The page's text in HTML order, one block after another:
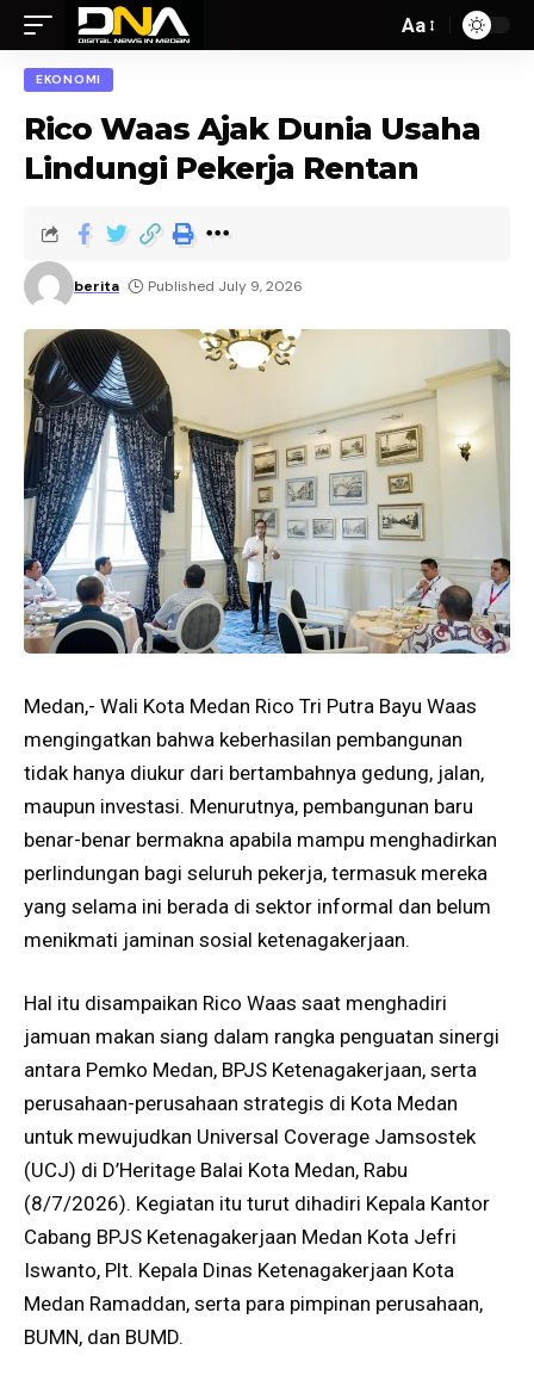
Aa
EKONOMI
Rico Waas Ajak Dunia Usaha
Lindungi Pekerja Rentan
berita Published July 9, 2026
Medan,- Wali Kota Medan Rico Tri Putra Bayu Waas
mengingatkan bahwa keberhasilan pembangunan
tidak hanya diukur dari bertambahnya gedung, jalan,
maupun investasi. Menurutnya, pembangunan baru
benar-benar bermakna apabila mampu menghadirkan
perlindungan bagi seluruh pekerja, termasuk mereka
yang selama ini berada di sektor informal dan belum
menikmati jaminan sosial ketenagakerjaan.
Hal itu disampaikan Rico Waas saat menghadiri
jamuan makan siang dalam rangka penguatan sinergi
antara Pemko Medan, BPJS Ketenagakerjaan, serta
perusahaan-perusahaan strategis di Kota Medan
untuk mewujudkan Universal Coverage Jamsostek
(UCJ) di D’Heritage Balai Kota Medan, Rabu
(8/7/2026). Kegiatan itu turut dihadiri Kepala Kantor
Cabang BPJS Ketenagakerjaan Medan Kota Jefri
Iswanto, Plt. Kepala Dinas Ketenagakerjaan Kota
Medan Ramaddan, serta para pimpinan perusahaan,
BUMN, dan BUMD.